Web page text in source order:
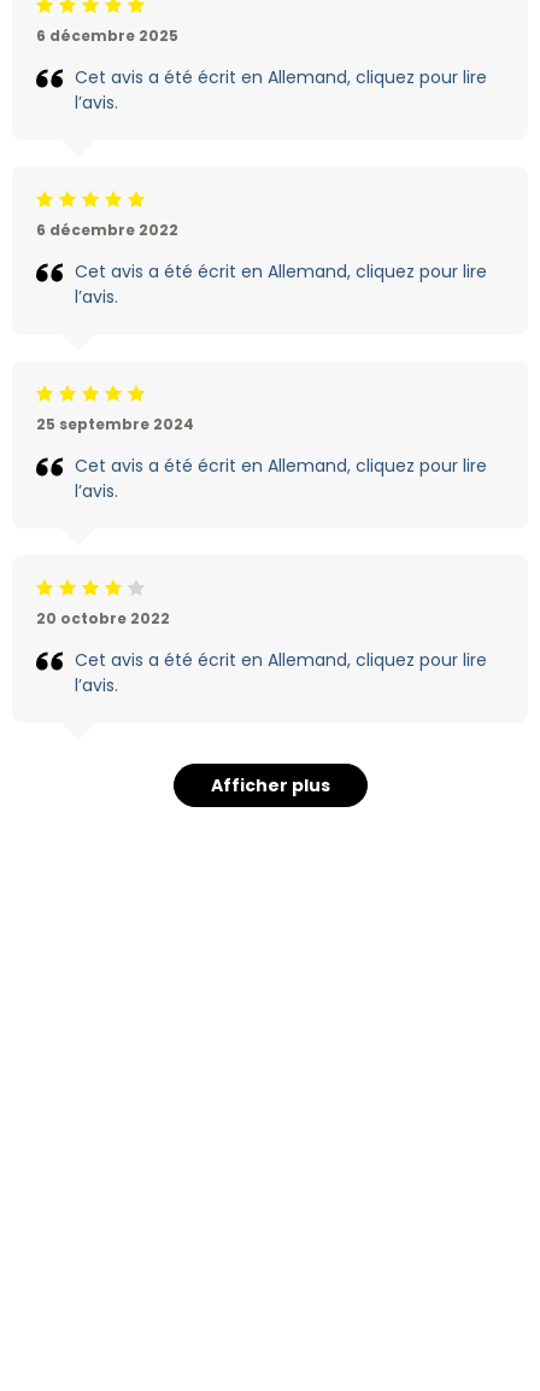
Jugement:5 /5
6 décembre 2025
Cet avis a été écrit en Allemand, cliquez pour lire
l’avis.
Jugement:5 /5
6 décembre 2022
Cet avis a été écrit en Allemand, cliquez pour lire
l’avis.
Jugement:5 /5
25 septembre 2024
Cet avis a été écrit en Allemand, cliquez pour lire
l’avis.
Jugement:4 /5
20 octobre 2022
Cet avis a été écrit en Allemand, cliquez pour lire
l’avis.
Afficher plus